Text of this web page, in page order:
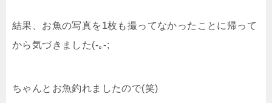
結果、お魚の写真を1枚も撮ってなかったことに帰って
から気づきました(-｡-;
ちゃんとお魚釣れましたので(笑)